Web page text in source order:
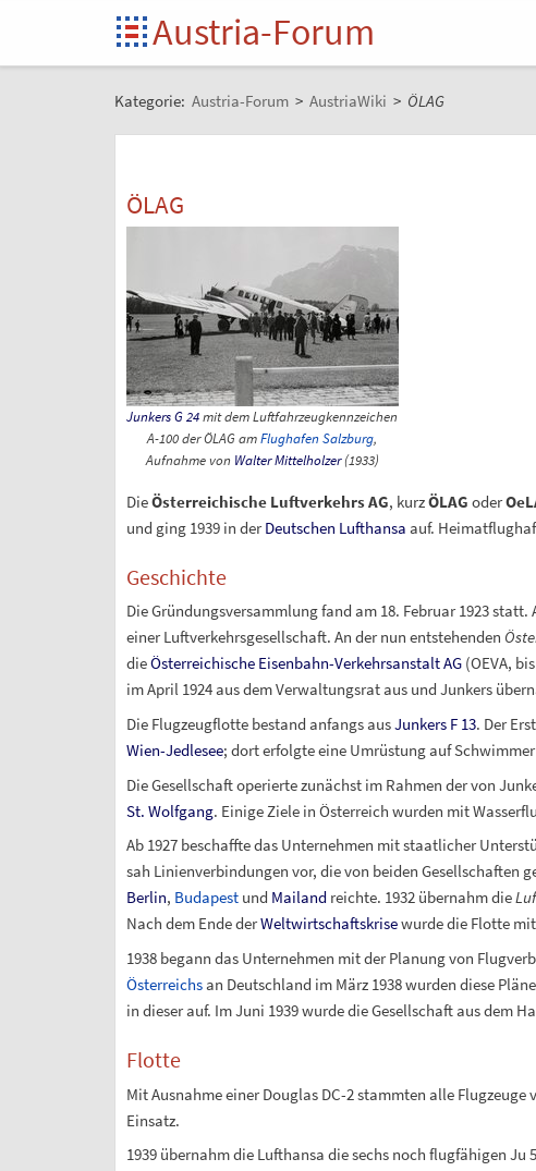
Austria-Forum
Kategorie: Austria-Forum > AustriaWiki > ÖLAG
ÖLAG
Junkers G 24mit dem Luftfahrzeugkennzeichen
A-100der ÖLAG amFlughafen Salzburg,
Aufnahme von Walter Mittelholzer(1933)
DieÖsterreichische Luftverkehrs AG, kurzÖLAG oder
und ging 1939 in derDeutschen Lufthansa auf.
Geschichte
Die Gründungsversammlung fand am 18. Februar 1923
einer Luftverkehrsgesellschaft. An der nun entstehenden
dieÖsterreichische Eisenbahn-Verkehrsanstalt AG(OEVA,
im April 1924 aus dem Verwaltungsrat aus und Junkers
Die Flugzeugflotte bestand anfangs ausJunkers F 13. Der
Wien-Jedlesee; dort erfolgte eine Umrüstung auf
Die Gesellschaft operierte zunächst im Rahmen der von
St. Wolfgang. Einige Ziele in Österreich wurden mit
Ab 1927 beschaffte das Unternehmen mit staatlicher
sah Linienverbindungen vor, die von beiden Gesellschaften
Berlin, Budapestund Mailandreichte. 1932 übernahm die
Nach dem Ende derWeltwirtschaftskrisewurde die Flotte
1938 begann das Unternehmen mit der Planung von
Österreichsan Deutschland im März 1938 wurden diese
in dieser auf. Im Juni 1939 wurde die Gesellschaft aus dem
Flotte
Mit Ausnahme einer Douglas DC-2 stammten alle
Einsatz.
1939 übernahm die Lufthansa die sechs noch flugfähigen